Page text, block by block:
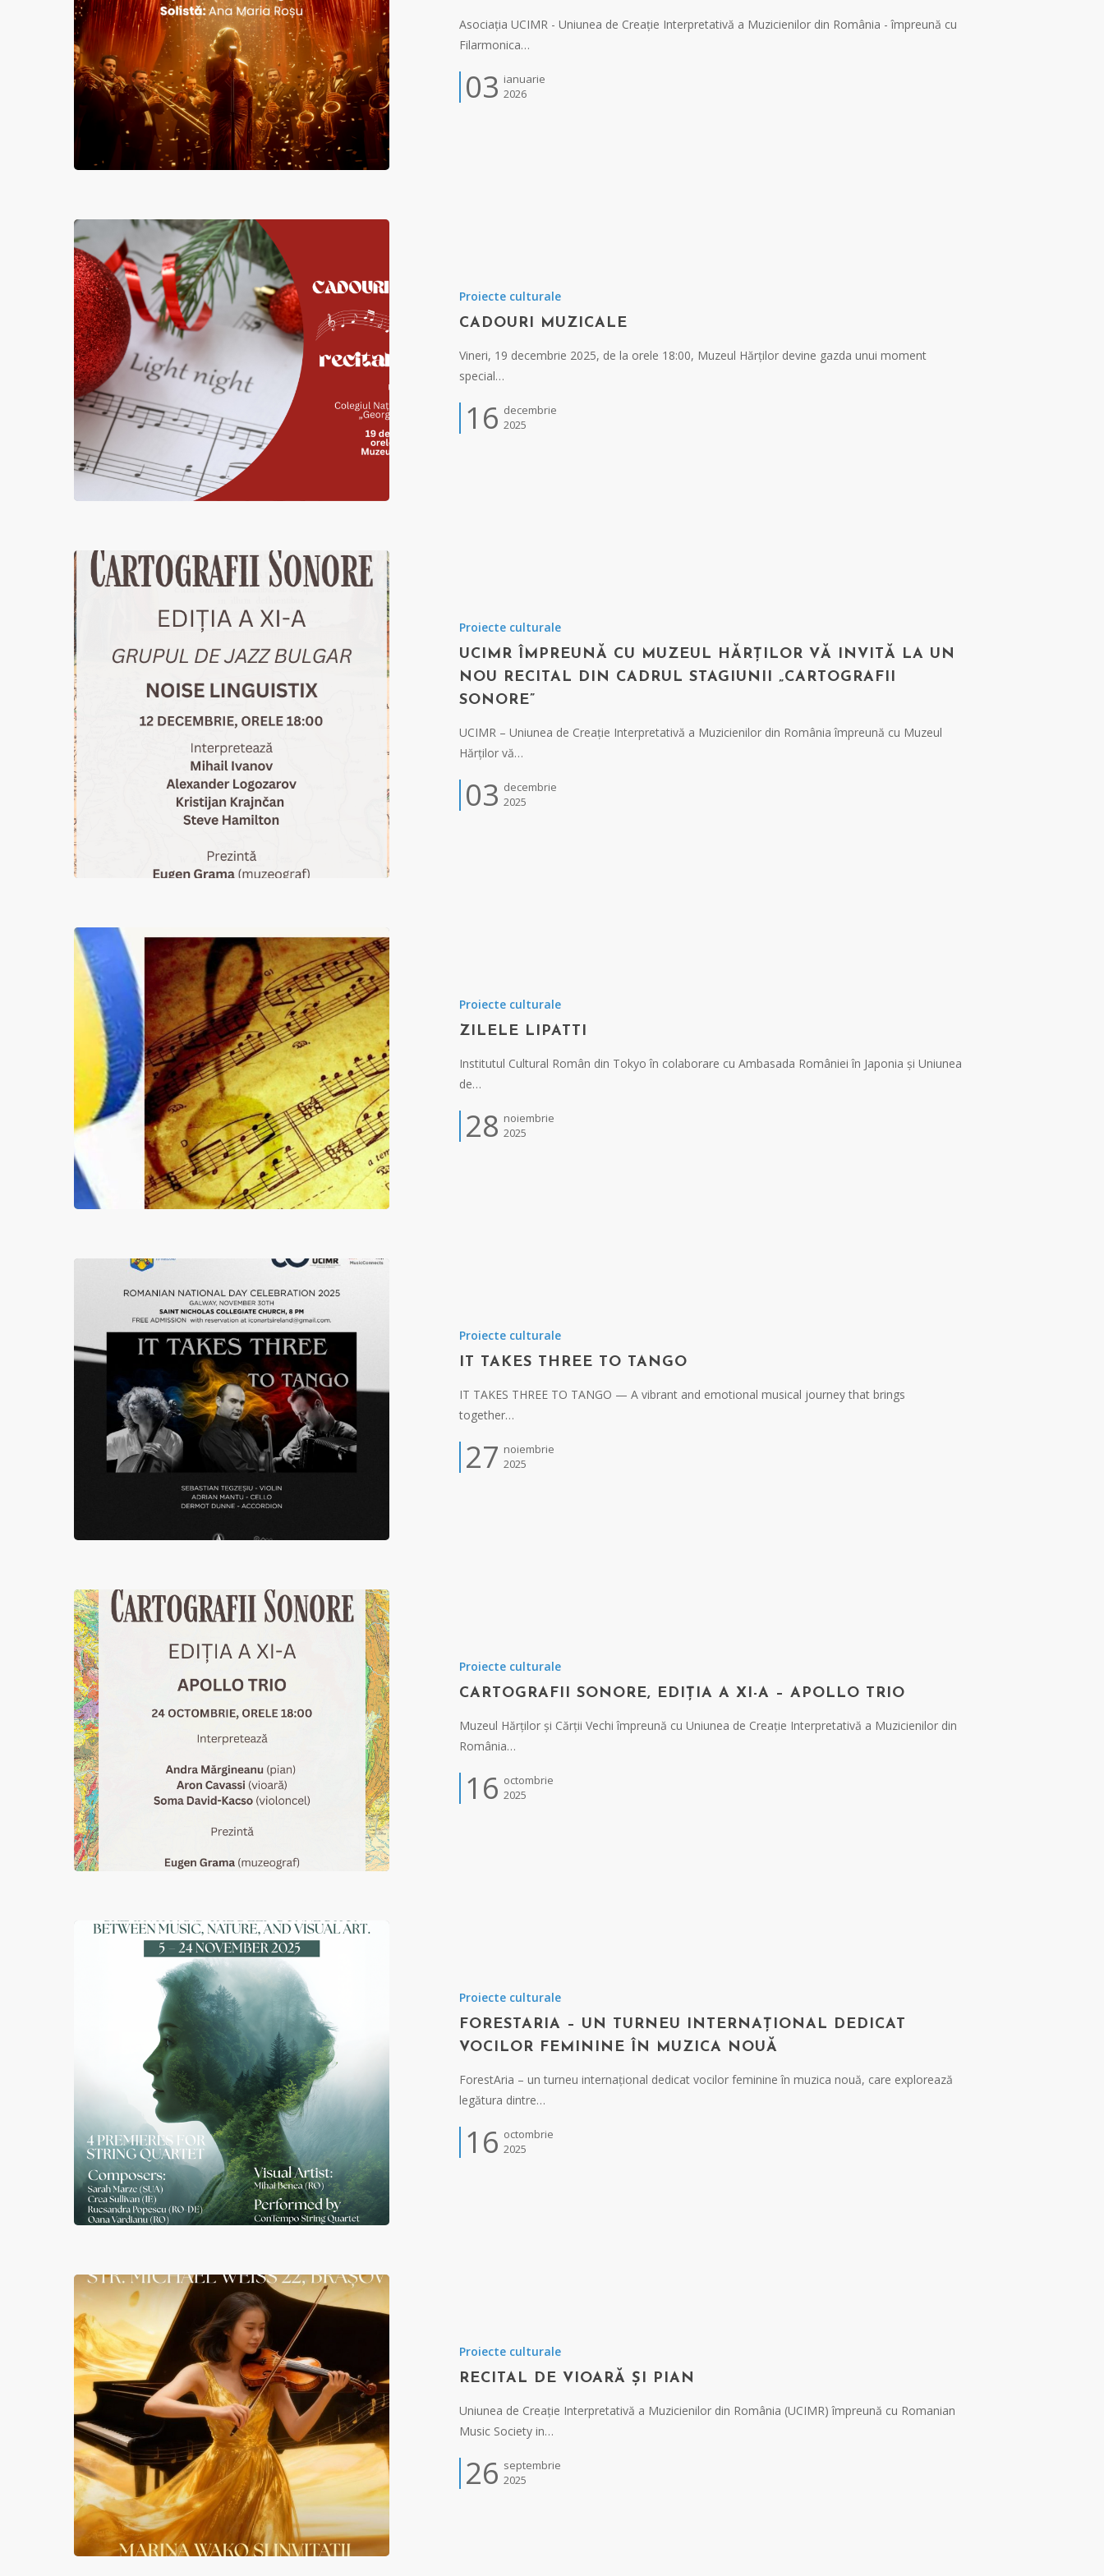
Asociația UCIMR - Uniunea de Creație Interpretativă a Muzicienilor din România - împreună cu
Filarmonica…
03 ianuarie
2026
Proiecte culturale
CADOURI MUZICALE
Vineri, 19 decembrie 2025, de la orele 18:00, Muzeul Hărților devine gazda unui moment
special…
16 decembrie
2025
Proiecte culturale
UCIMR ÎMPREUNĂ CU MUZEUL HĂRȚILOR VĂ INVITĂ LA UN
NOU RECITAL DIN CADRUL STAGIUNII „CARTOGRAFII
SONORE”
UCIMR – Uniunea de Creație Interpretativă a Muzicienilor din România împreună cu Muzeul
Hărților vă…
03 decembrie
2025
Proiecte culturale
ZILELE LIPATTI
Institutul Cultural Român din Tokyo în colaborare cu Ambasada României în Japonia și Uniunea
de…
28 noiembrie
2025
Proiecte culturale
IT TAKES THREE TO TANGO
IT TAKES THREE TO TANGO — A vibrant and emotional musical journey that brings
together…
27 noiembrie
2025
Proiecte culturale
CARTOGRAFII SONORE, EDIȚIA A XI-A – APOLLO TRIO
Muzeul Hărților și Cărții Vechi împreună cu Uniunea de Creație Interpretativă a Muzicienilor din
România…
16 octombrie
2025
Proiecte culturale
FORESTARIA – UN TURNEU INTERNAȚIONAL DEDICAT
VOCILOR FEMININE ÎN MUZICA NOUĂ
ForestAria – un turneu internațional dedicat vocilor feminine în muzica nouă, care explorează
legătura dintre…
16 octombrie
2025
Proiecte culturale
RECITAL DE VIOARĂ ȘI PIAN
Uniunea de Creație Interpretativă a Muzicienilor din România (UCIMR) împreună cu Romanian
Music Society in…
26 septembrie
2025